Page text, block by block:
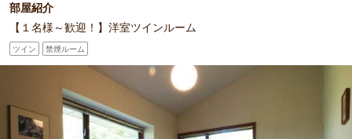
部屋紹介
【１名様～歓迎！】洋室ツインルーム
ツイン 禁煙ルーム